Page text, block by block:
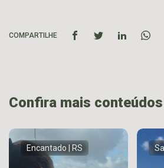
COMPARTILHE
Confira mais conteúdos
Encantado | RS